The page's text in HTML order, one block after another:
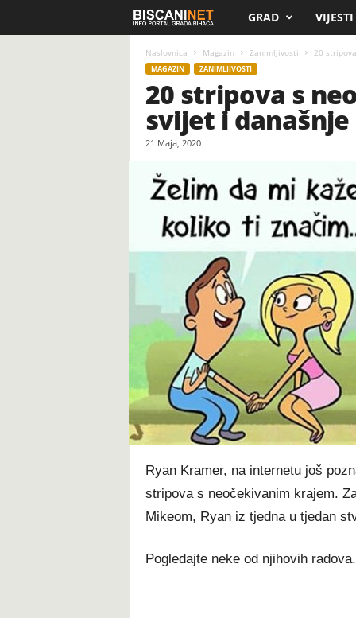
c
n
n
e
GRAD VIJESTI
Naslovnica Magazin Zanimljivosti 20
MAGAZIN ZANIMLJIVOSTI
20 stripova s
svijet i
21 Maja, 2020
Ryan Kramer, na internetu još
stripova s neočekivanim krajem.
Mikeom, Ryan iz tjedna u tjedan
Pogledajte neke od njihovih